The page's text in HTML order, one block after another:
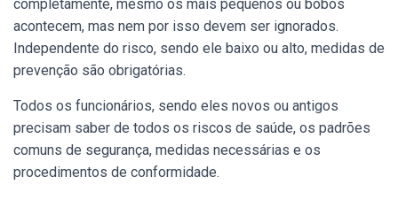
completamente, mesmo os mais pequenos ou bobos
acontecem, mas nem por isso devem ser ignorados.
Independente do risco, sendo ele baixo ou alto, medidas de
prevenção são obrigatórias.
Todos os funcionários, sendo eles novos ou antigos
precisam saber de todos os riscos de saúde, os padrões
comuns de segurança, medidas necessárias e os
procedimentos de conformidade.